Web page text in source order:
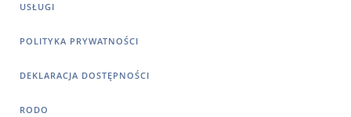
USŁUGI
POLITYKA PRYWATNOŚCI
DEKLARACJA DOSTĘPNOŚCI
RODO